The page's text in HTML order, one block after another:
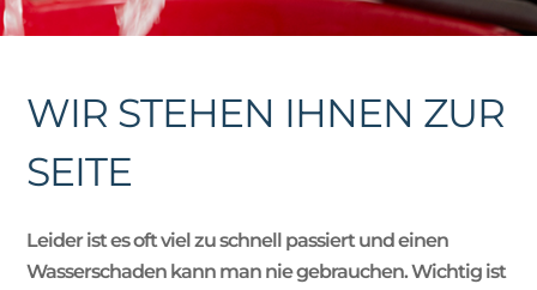
WIR STEHEN IHNEN ZUR
SEITE
Leider ist es oft viel zu schnell passiert und einen
Wasserschaden kann man nie gebrauchen. Wichtig ist